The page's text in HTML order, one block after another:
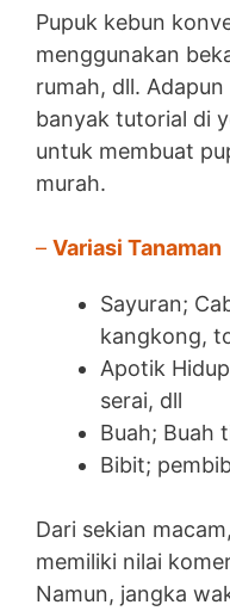
Pupuk kebun
menggunakan
rumah, dll.
banyak tutorial di
untuk membuat
murah.
– Variasi Tanaman
Sayuran;
kangkong,
Apotik
serai, dll
Buah; Buah
Bibit;
Dari sekian
memiliki nilai
Namun, jangka